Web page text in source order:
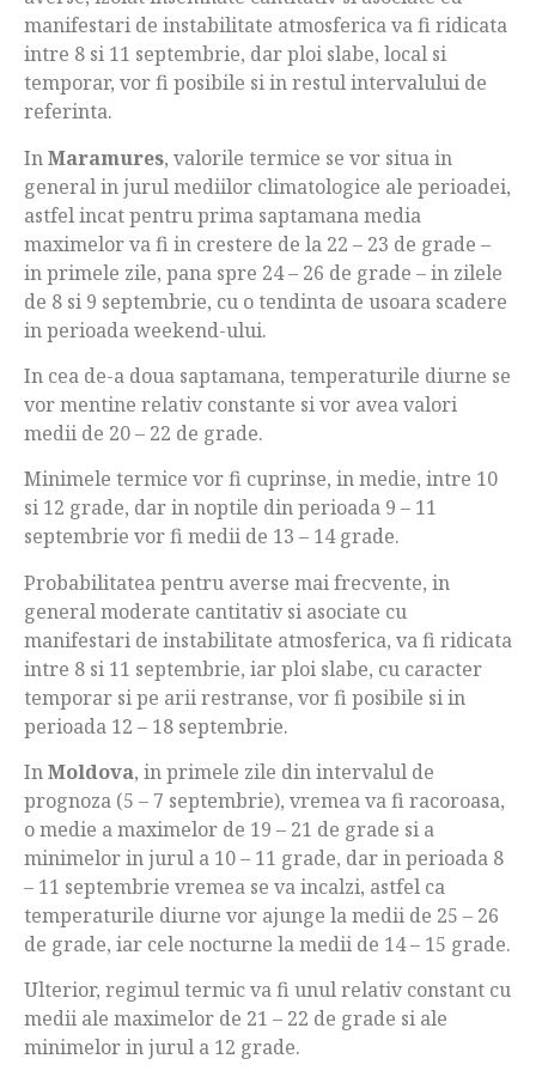
manifestari de instabilitate atmosferica va fi ridicata
intre 8 si 11 septembrie, dar ploi slabe, local si
temporar, vor fi posibile si in restul intervalului de
referinta.
InMaramures, valorile termice se vor situa in
general in jurul mediilor climatologice ale perioadei,
astfel incat pentru prima saptamana media
maximelor va fi in crestere de la 22 – 23 de grade –
in primele zile, pana spre 24 – 26 de grade – in zilele
de 8 si 9 septembrie, cu o tendinta de usoara scadere
in perioada weekend-ului.
In cea de-a doua saptamana, temperaturile diurne se
vor mentine relativ constante si vor avea valori
medii de 20 – 22 de grade.
Minimele termice vor fi cuprinse, in medie, intre 10
si 12 grade, dar in noptile din perioada 9 – 11
septembrie vor fi medii de 13 – 14 grade.
Probabilitatea pentru averse mai frecvente, in
general moderate cantitativ si asociate cu
manifestari de instabilitate atmosferica, va fi ridicata
intre 8 si 11 septembrie, iar ploi slabe, cu caracter
temporar si pe arii restranse, vor fi posibile si in
perioada 12 – 18 septembrie.
InMoldova, in primele zile din intervalul de
prognoza (5 – 7 septembrie), vremea va fi racoroasa,
o medie a maximelor de 19 – 21 de grade si a
minimelor in jurul a 10 – 11 grade, dar in perioada 8
– 11 septembrie vremea se va incalzi, astfel ca
temperaturile diurne vor ajunge la medii de 25 – 26
de grade, iar cele nocturne la medii de 14 – 15 grade.
Ulterior, regimul termic va fi unul relativ constant cu
medii ale maximelor de 21 – 22 de grade si ale
minimelor in jurul a 12 grade.